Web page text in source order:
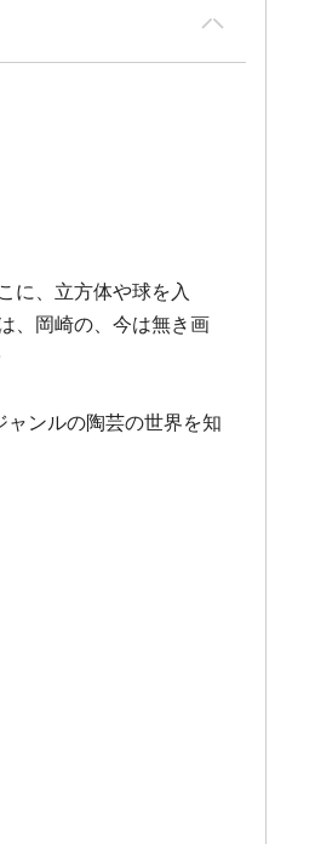
に、立方体や球を入
、岡崎の、今は無き画
ンルの陶芸の世界を知